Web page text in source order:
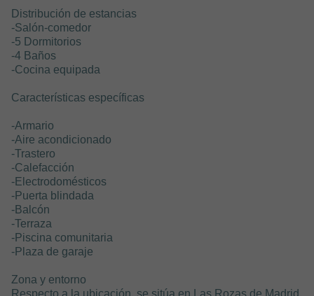
Distribución de estancias
-Salón-comedor
-5 Dormitorios
-4 Baños
-Cocina equipada
Características específicas
-Armario
-Aire acondicionado
-Trastero
-Calefacción
-Electrodomésticos
-Puerta blindada
-Balcón
-Terraza
-Piscina comunitaria
-Plaza de garaje
Zona y entorno